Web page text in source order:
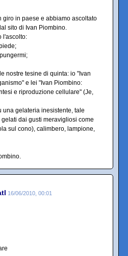
giro in paese e abbiamo ascoltato
sito di Ivan Piombino.
l'ascolto:
nostre tesine di quinta: io "Ivan
e lei "Ivan Piombino:
e riproduzione cellulare" (Je,
una gelateria inesistente, tale
dai gusti meravigliosi come
sul cono), calimbero, lampione,
16/06/2010, 00:01